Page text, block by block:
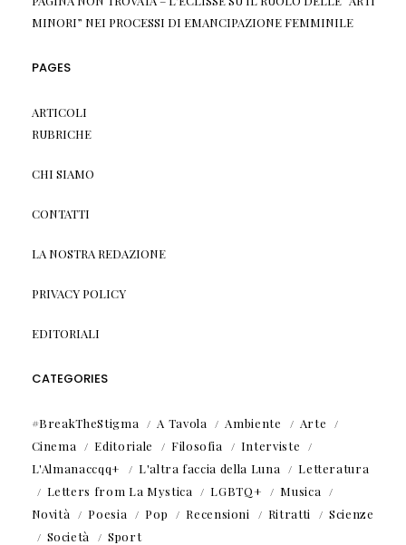
MINORI” NEI PROCESSI DI EMANCIPAZIONE FEMMINILE
PAGES
ARTICOLI
RUBRICHE
CHI SIAMO
CONTATTI
LA NOSTRA REDAZIONE
PRIVACY POLICY
EDITORIALI
CATEGORIES
#BreakTheStigma A Tavola Ambiente
Arte
Cinema
Editoriale Filosofia
Interviste
L'Almanaccqq+
L'altra faccia della Luna
Letteratura
Letters from La Mystica
LGBTQ+
Musica
Novità
Poesia Pop Recensioni Ritratti
Scienze
Società
Sport